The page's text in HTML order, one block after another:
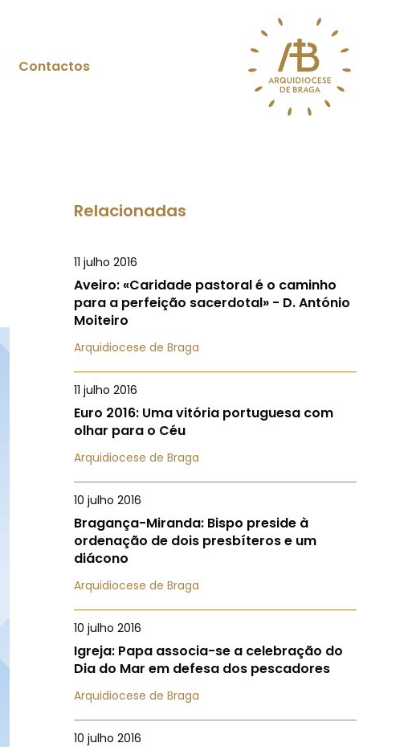
Contactos
Relacionadas
11 julho 2016
Aveiro: «Caridade pastoral é o caminho
para a perfeição sacerdotal» - D. António
Moiteiro
Arquidiocese de Braga
11 julho 2016
Euro 2016: Uma vitória portuguesa com
olhar para o Céu
Arquidiocese de Braga
10 julho 2016
Bragança-Miranda: Bispo preside à
ordenação de dois presbíteros e um
diácono
Arquidiocese de Braga
10 julho 2016
Igreja: Papa associa-se a celebração do
Dia do Mar em defesa dos pescadores
Arquidiocese de Braga
10 julho 2016